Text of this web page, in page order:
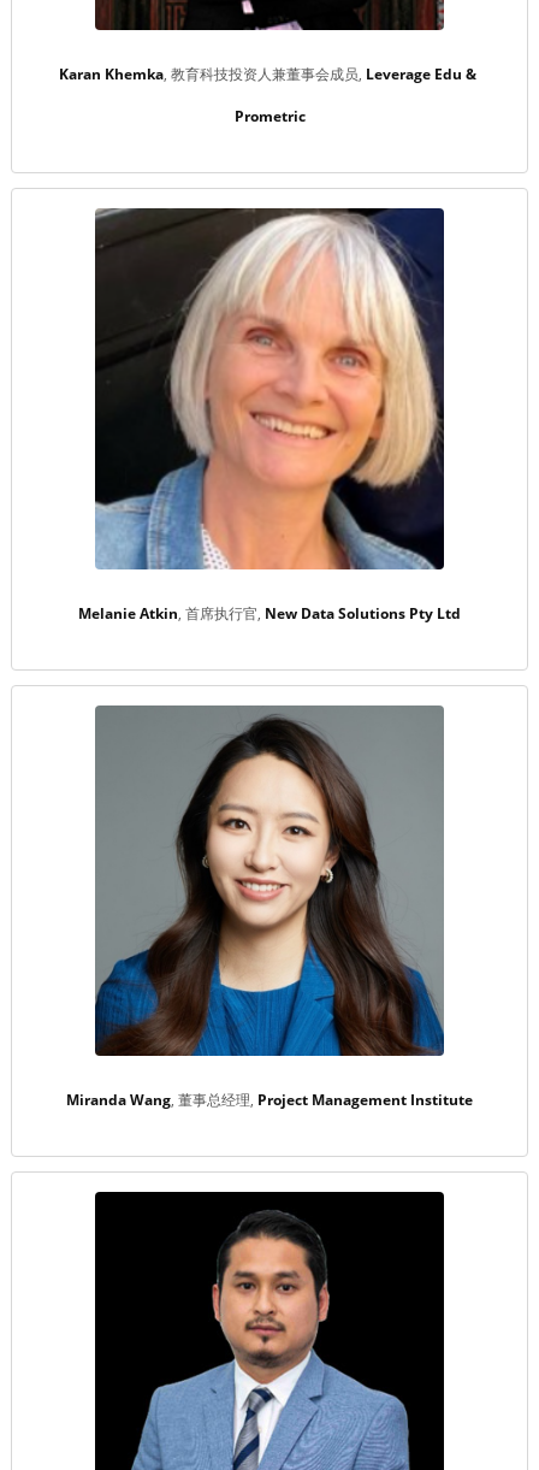
Karan Khemka 教育科技投资人兼董事会成员 Leverage Edu &
Prometric
Melanie Atkin 首席执行官 New Data Solutions Pty Ltd
Miranda Wang 董事总经理 Project Management Institute